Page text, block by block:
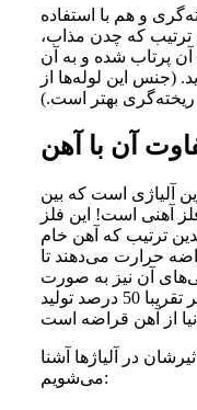
و هم با استفاده
ترتیب که چدن مذاب،
پرتاب شده و به آن
(جنس این لوله‌ها از
ریخته‌گری بهتر است.)
آن با آهن
آلیاژی است که بین
فلز آهنی است! این فلز
ترتیب که آهن خام
حرارت می‌دهند تا
آن نیز به صورت
سرباره خارج شود. در حال حاضر تقریبا 50 درصد تولید
در آلیاژها آشنا
می‌شویم: